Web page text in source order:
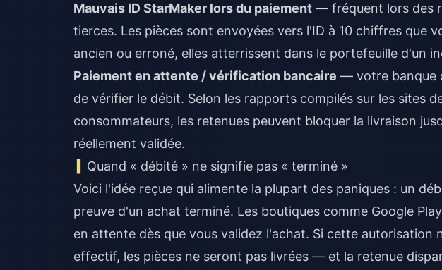
Mauvais ID StarMaker lors du paiement — fréquent lors des
tierces. Les pièces sont envoyées vers l'ID à 10 chiffres que
ancien ou erroné, elles atterrissent dans le portefeuille d'un
Paiement en attente / vérification bancaire — votre banque
de vérifier le débit. Selon les rapports compilés sur les sites
consommateurs, les retenues peuvent bloquer la livraison
réellement validée.
Quand « débité » ne signifie pas « terminé »
Voici l'idée reçue qui alimente la plupart des paniques : un
preuve d'un achat terminé. Les boutiques comme Google
en attente dès que vous validez l'achat. Si cette autorisation
effectif, les pièces ne seront pas livrées — et la retenue